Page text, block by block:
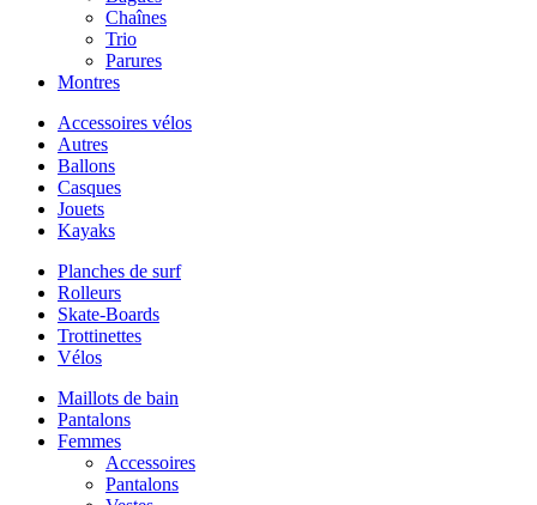
Chaînes
Trio
Parures
Montres
Accessoires vélos
Autres
Ballons
Casques
Jouets
Kayaks
Planches de surf
Rolleurs
Skate-Boards
Trottinettes
Vélos
Maillots de bain
Pantalons
Femmes
Accessoires
Pantalons